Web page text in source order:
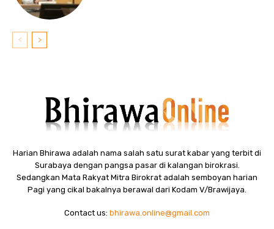
Harian Bhirawa adalah nama salah satu surat kabar yang terbit di
Surabaya dengan pangsa pasar di kalangan birokrasi.
Sedangkan Mata Rakyat Mitra Birokrat adalah semboyan harian
Pagi yang cikal bakalnya berawal dari Kodam V/Brawijaya.
Contact us: bhirawa.online@gmail.com